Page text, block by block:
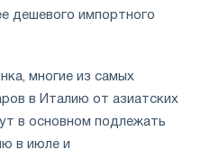
дешевого импортного
многие из самых
в Италию от азиатских
в основном подлежать
в июле и